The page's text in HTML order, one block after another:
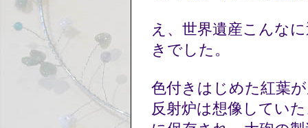
え、世界遺産こんな
きでした。
色付きはじめた紅葉
反射炉は想像してい